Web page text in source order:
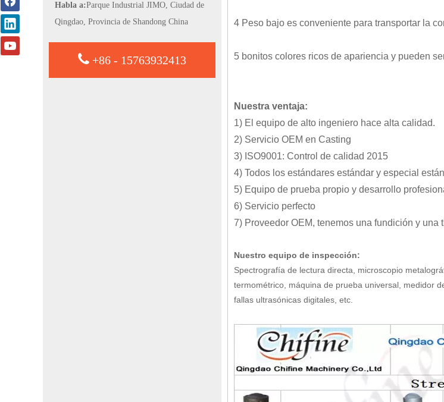
Habla a:Parque Industrial JIMO, Ciudad de
Qingdao, Provincia de Shandong China
+86 - 15763932413
4 Peso bajo es conveniente para transportar la
5 bonitos colores ricos de apariencia y pueden
Nuestra ventaja:
1) El equipo de alto ingeniero hace alta calidad.
2) Servicio OEM en Casting
3) ISO9001: Control de calidad 2015
4) Todos los estándares estándar y especial
5) Equipo de prueba propio y desarrollo
6) Servicio perfecto
7) Proveedor OEM, tenemos una fundición y una
Nuestro equipo de inspección:
Spectrografía de lectura directa, microscopio
termométrico, máquina de prueba universal, medidor
fallas ultrasónicas digitales, etc.